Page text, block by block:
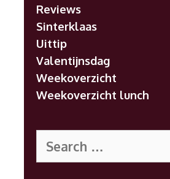
Reviews
Sinterklaas
Uittip
Valentijnsdag
Weekoverzicht
Weekoverzicht lunch
for: